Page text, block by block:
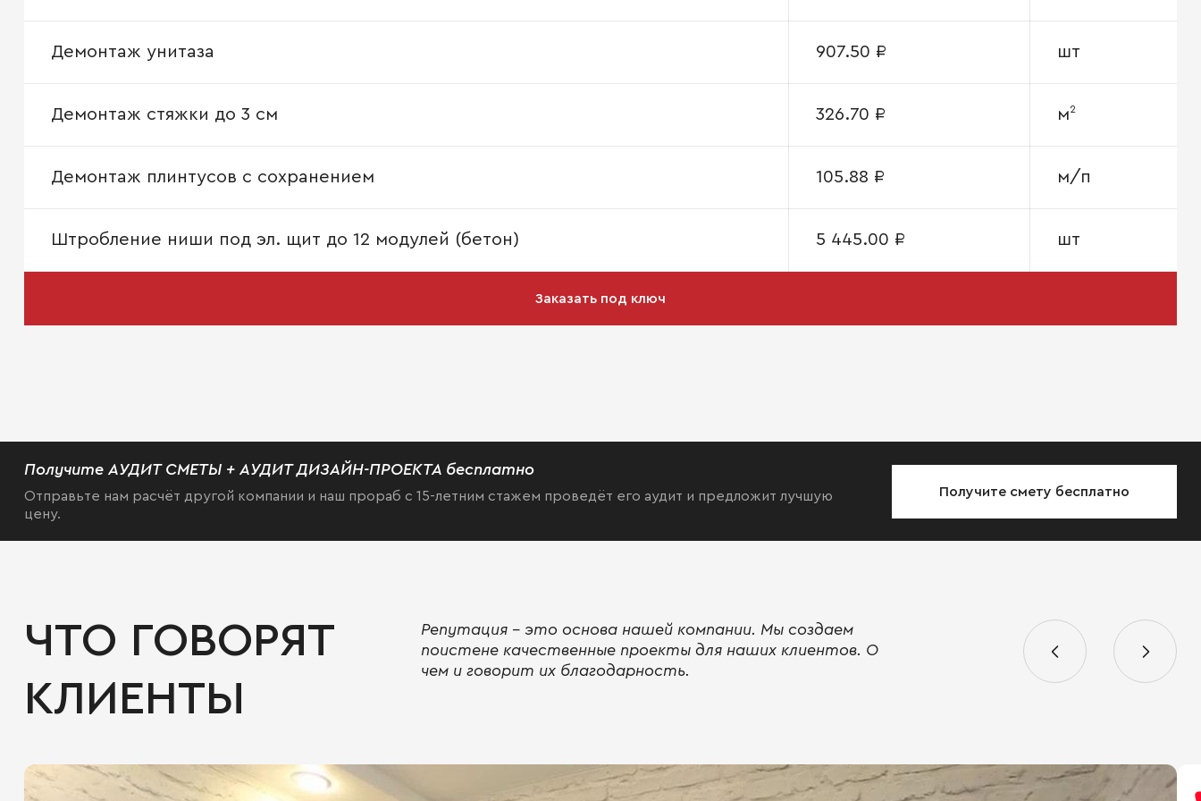
Демонтаж унитаза 907.50 ₽ шт
Демонтаж стяжки до 3 см 326.70 ₽ м2
Демонтаж плинтусов с сохранением 105.88 ₽ м/п
Штробление ниши под эл. щит до 12 модулей (бетон) 5 445.00 ₽ шт
Заказать под ключ
Получите АУДИТ СМЕТЫ + АУДИТ ДИЗАЙН-ПРОЕКТА бесплатно
Отправьте нам расчёт другой компании и наш прораб с 15-летним стажем проведёт его аудит и предложит лучшую
цену.
Получите смету бесплатно
ЧТО ГОВОРЯТ
КЛИЕНТЫ
Репутация - это основа нашей компании. Мы создаем
поистене качественные проекты для наших клиентов. О
чем и говорит их благодарность.